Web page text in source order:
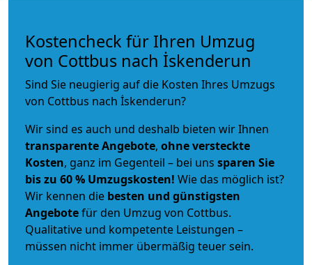
Kostencheck für Ihren Umzug
von Cottbus nach İskenderun
Sind Sie neugierig auf die Kosten Ihres Umzugs
von Cottbus nach İskenderun?
Wir sind es auch und deshalb bieten wir Ihnen
transparente Angebote, ohne versteckte
Kosten, ganz im Gegenteil – bei uns sparen Sie
bis zu 60 % Umzugskosten! Wie das möglich ist?
Wir kennen die besten und günstigsten
Angebotefür den Umzug von Cottbus.
Qualitative und kompetente Leistungen –
müssen nicht immer übermäßig teuer sein.